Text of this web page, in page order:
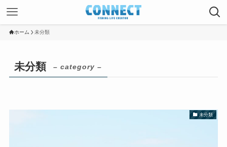
ホーム 未分類
未分類 – category –
未分類